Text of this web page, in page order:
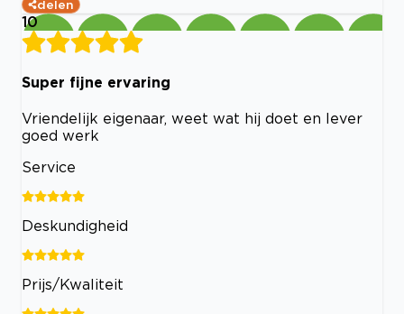
delen
10
Super fijne ervaring
Vriendelijk eigenaar, weet wat hij doet en lever
goed werk
Service
Deskundigheid
Prijs/Kwaliteit